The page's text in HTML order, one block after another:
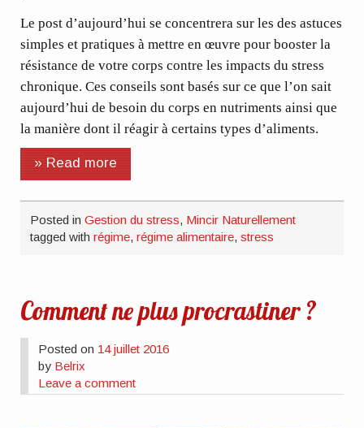
Le post d’aujourd’hui se concentrera sur les des astuces
simples et pratiques à mettre en œuvre pour booster la
résistance de votre corps contre les impacts du stress
chronique. Ces conseils sont basés sur ce que l’on sait
aujourd’hui de besoin du corps en nutriments ainsi que
la manière dont il réagir à certains types d’aliments.
» Read more
Posted inGestion du stress, Mincir Naturellement
tagged withrégime,régime alimentaire,stress
Comment ne plus procrastiner ?
Posted on 14 juillet 2016
by Belrix
Leave a comment